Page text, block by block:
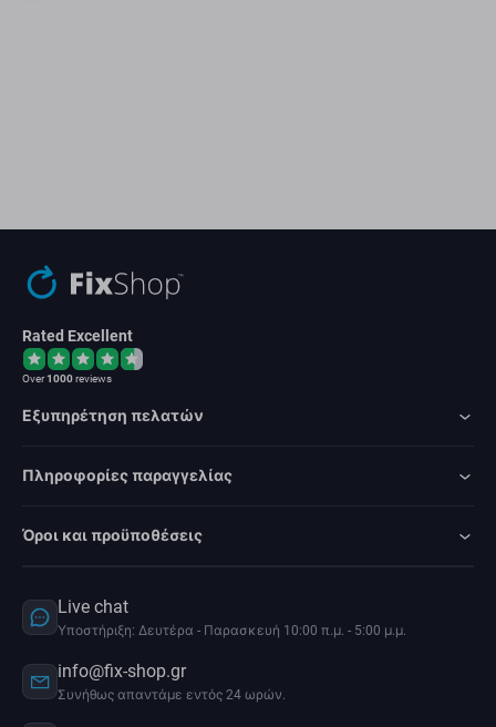
Rated Excellent
Over1000reviews
Εξυπηρέτηση πελατών
Πληροφορίες παραγγελίας
Όροι και προϋποθέσεις
Live chat
Υποστήριξη: Δευτέρα - Παρασκευή 10:00 π.μ. - 5:00 μ.μ.
info@fix-shop.gr
Συνήθως απαντάμε εντός 24 ωρών.